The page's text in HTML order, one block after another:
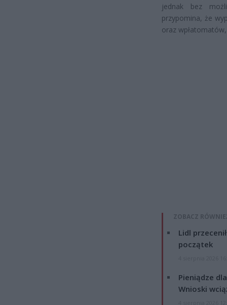
jednak bez
przypomina, że
oraz
ZOBACZ
Lidl
początek
Pieniądze
Wnioski